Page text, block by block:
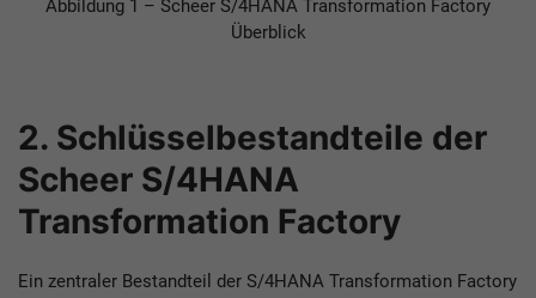
Abbildung 1 – Scheer S/4HANA Transformation Factory
Überblick
2. Schlüsselbestandteile der
Scheer S/4HANA
Transformation Factory
Ein zentraler Bestandteil der S/4HANA Transformation Factory